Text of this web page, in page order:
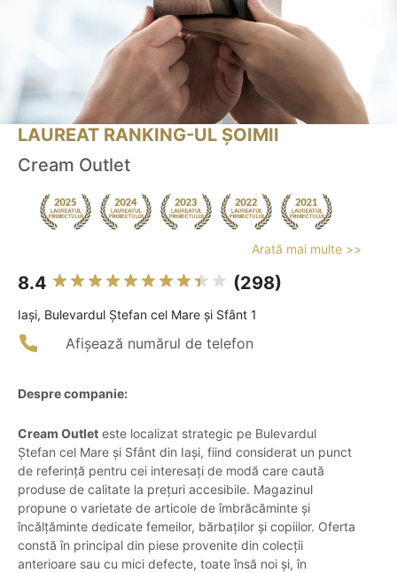
LAUREAT RANKING-UL ȘOIMII
Cream Outlet
Arată mai multe >>
8.4 (298)
Iaşi, Bulevardul Ștefan cel Mare și Sfânt 1
Afișează numărul de telefon
Despre companie:
Cream Outlet este localizat strategic pe Bulevardul
Ștefan cel Mare și Sfânt din Iași, fiind considerat un punct
de referință pentru cei interesați de modă care caută
produse de calitate la prețuri accesibile. Magazinul
propune o varietate de articole de îmbrăcăminte și
încălțăminte dedicate femeilor, bărbaților și copiilor. Oferta
constă în principal din piese provenite din colecții
anterioare sau cu mici defecte, toate însă noi și, în